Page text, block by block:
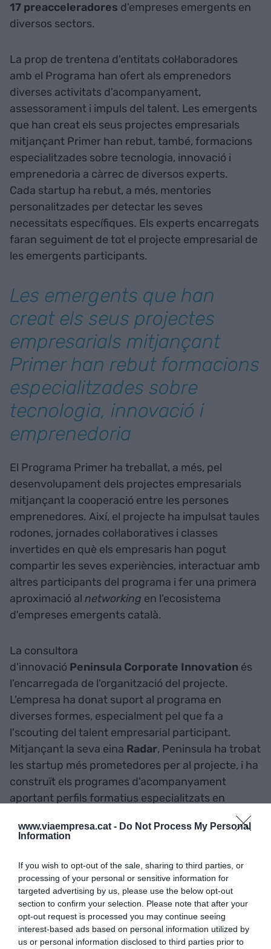
www.viaempresa.cat - Do Not Process My Personal
Information
If you wish to opt-out of the sale, sharing to third parties, or
processing of your personal or sensitive information for
targeted advertising by us, please use the below opt-out
section to confirm your selection. Please note that after your
opt-out request is processed you may continue seeing
interest-based ads based on personal information utilized by
us or personal information disclosed to third parties prior to
17 preacceleradores d'empreses emergents en
diversos sectors.
La prop de trentena d'entitats col·laboradores
amb el Programa han ofert als emprenedors
diverses activitats d'acompanyament,
assessorament i impuls del talent. Les emergents
que han creat els seus projectes empresarials
mitjançant Primer han rebut, també, formacions
especialitzades sobre tecnologia, innovació i
emprenedoria a càrrec de diversos experts.
Cada startup ha rebut, a més, mentories
personalitzades per detectar les seves
necessitats específiques. Els experts encarregats
faran seguiment de tot el projecte empresarial de
les emergents participants.
Les emergents que han
creat els seus projectes
empresarials mitjançant
Primer han rebut formacions
especialitzades sobre
tecnologia, innovació i
emprenedoria
El Programa Primer ha treballat, a més, pel
desenvolupament dels projectes empresarials
mitjançant la cooperació entre les persones
emprenedores. Així, el projecte ha impulsat taules
rodones, jornades col·laboratives i classes
invertides en què els empresaris han pogut
compartir les seves experiències, interactuar amb
altres participants del programa i fer una primera
aproximació al networking en l'ecosistema
d'empreses emergents català.
La consultora
d'innovació Peninsula Corporate Innovation és
l'encarregada de l'organització del projecte.
L'empresa ha donat suport al programa en
diverses formes, especialment pel que fa a
l'scouting del talent empresarial participant.
Mitjançant la seva eina Radar, Peninsula ha trobat
les startup més prometedores per al projecte, i ha
construït els programes d'acompanyament
aportant perfils formatius especialitzats en
Entre les 17 preaceleradoras empresarials que
han sorgit del Programa Primer destacaG-
Accelerator, gestionada perGBSBGlobali la
Universitat de Vic – Universitat Central de